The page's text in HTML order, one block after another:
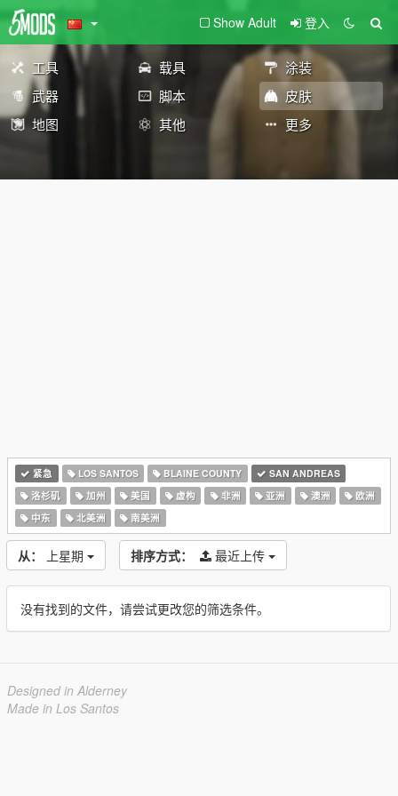
Show Adult 登入
工具 载具
涂装
武器
脚本
皮肤
地图
其他 更多
紧急 LOS SANTOS BLAINE COUNTY
SAN ANDREAS
洛杉矶
加州 美国 虚构 非洲 亚洲 澳洲
欧洲
中东
北美洲 南美洲
从： 上星期 排序方式： 最近上传
没有找到的文件，请尝试更改您的筛选条件。
Designed in Alderney
Made in Los Santos